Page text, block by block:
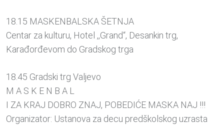
18.15 MASKENBALSKA ŠETNJA
Centar za kulturu, Hotel ,,Grand“, Desankin trg,
Karađorđevom do Gradskog trga
18.45 Gradski trg Valjevo
M A S K E N B A L
I ZA KRAJ DOBRO ZNAJ, POBEDIĆE MASKA NAJ !!!
Organizator: Ustanova za decu predškolskog uzrasta